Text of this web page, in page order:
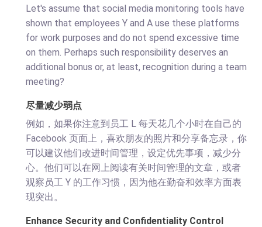
Let's assume that social media monitoring tools have
shown that employees Y and A use these platforms
for work purposes and do not spend excessive time
on them. Perhaps such responsibility deserves an
additional bonus or, at least, recognition during a team
meeting?
尽量减少弱点
例如，如果你注意到员工 L 每天花几个小时在自己的
Facebook 页面上，喜欢朋友的照片和分享备忘录，你
可以建议他们改进时间管理，设定优先事项，减少分
心。他们可以在网上阅读有关时间管理的文章，或者
观察员工 Y 的工作习惯，因为他在勤奋和效率方面表
现突出。
Enhance Security and Confidentiality Control